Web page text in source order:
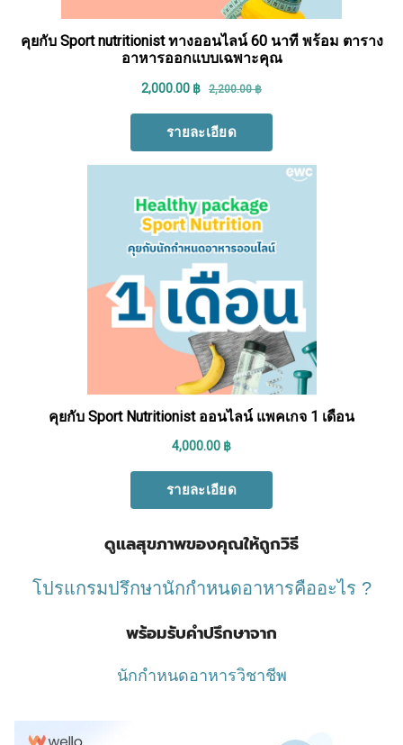
ดูแลสุขภาพของคุณให้ถูกวิธี
โปรแกรมปรึกษานักกำหนดอาหารคืออะไร ?
พร้อมรับคำปรึกษาจาก
นักกำหนดอาหารวิชาชีพ